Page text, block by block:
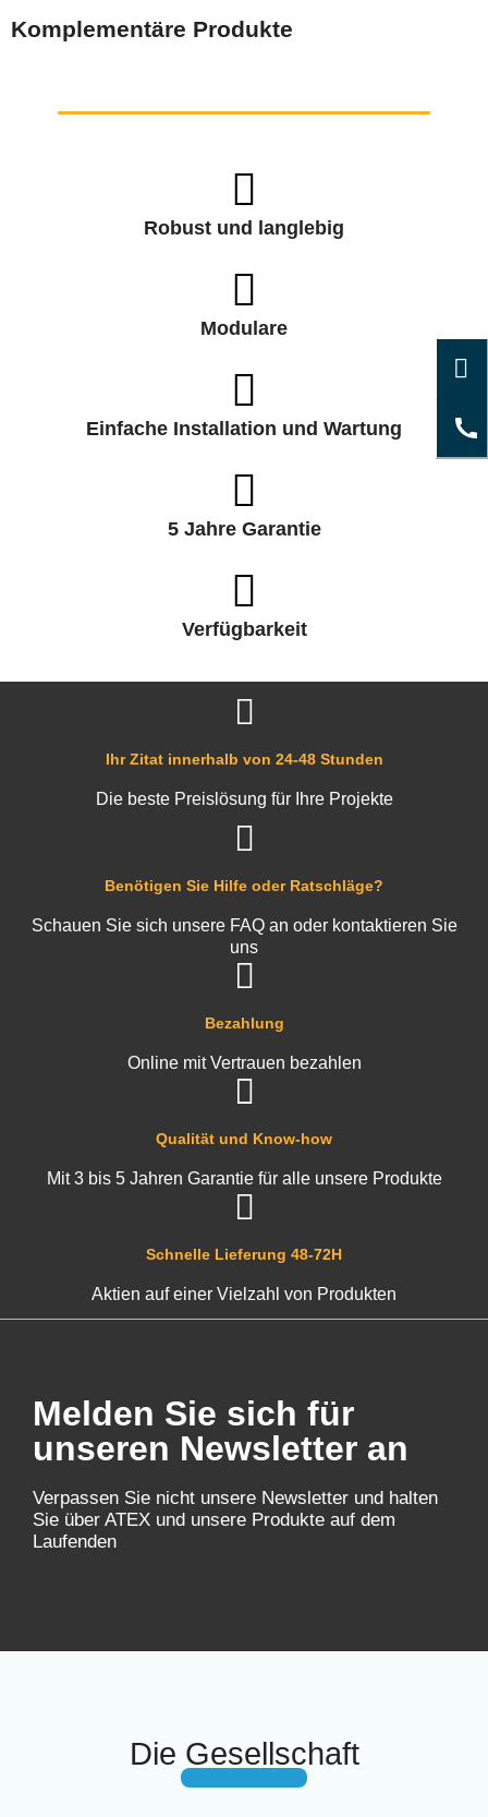
Komplementäre Produkte
Robust und langlebig
Modulare
Einfache Installation und Wartung
5 Jahre Garantie
Verfügbarkeit
Schnelle Lieferung 48-72H
Aktien auf einer Vielzahl von Produkten
Qualität und Know-how
Mit 3 bis 5 Jahren Garantie für alle unsere Produkte
Bezahlung
Online mit Vertrauen bezahlen
Benötigen Sie Hilfe oder Ratschläge?
Schauen Sie sich unsere FAQ an oder kontaktieren Sie
uns
Ihr Zitat innerhalb von 24-48 Stunden
Die beste Preislösung für Ihre Projekte
Melden Sie sich für
unseren Newsletter an
Verpassen Sie nicht unsere Newsletter und halten
Sie über ATEX und unsere Produkte auf dem
Laufenden
Die Gesellschaft